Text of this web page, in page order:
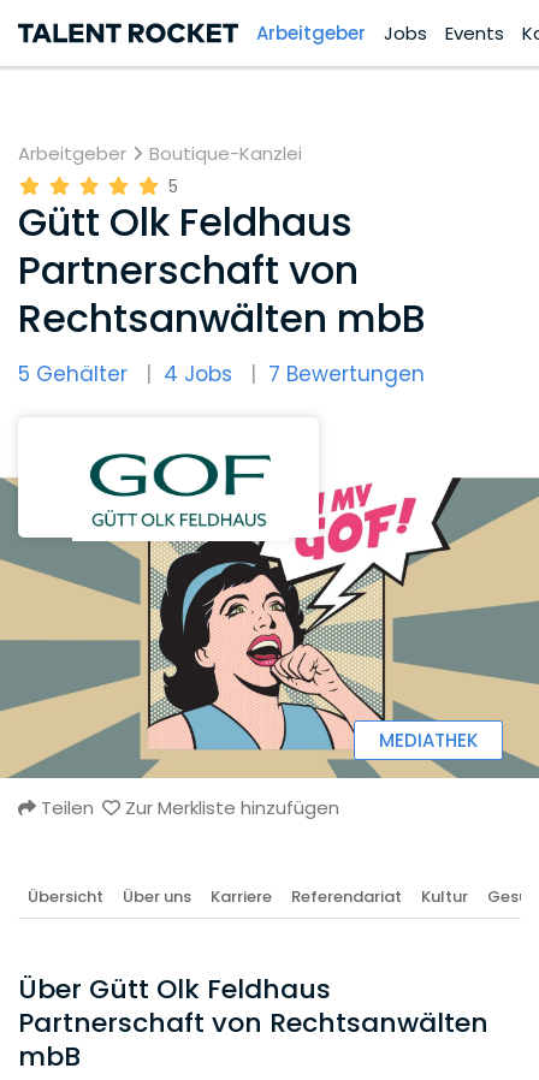
Arbeitgeber Jobs Events
Arbeitgeber Boutique-Kanzlei
5
Gütt Olk Feldhaus
Partnerschaft von
Rechtsanwälten mbB
5 Gehälter 4 Jobs 7 Bewertungen
Teilen Zur Merkliste hinzufügen
MEDIATHEK
Übersicht Über uns Karriere Referendariat Kultur
Über Gütt Olk Feldhaus
Partnerschaft von Rechtsanwälten
mbB